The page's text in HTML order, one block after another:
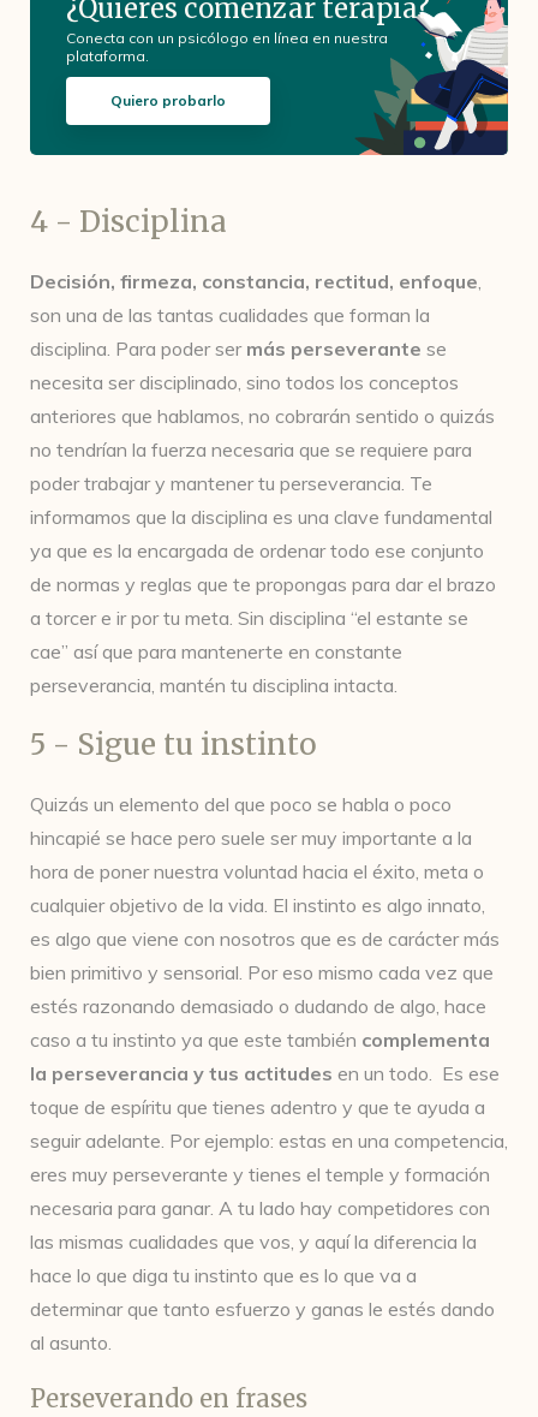
¿Quieres comenzar terapia?
Conecta con un psicólogo en línea en nuestra
plataforma.
Quiero probarlo
4 - Disciplina
Decisión, firmeza, constancia, rectitud, enfoque,
son una de las tantas cualidades que forman la
disciplina. Para poder ser más perseverante se
necesita ser disciplinado, sino todos los conceptos
anteriores que hablamos, no cobrarán sentido o quizás
no tendrían la fuerza necesaria que se requiere para
poder trabajar y mantener tu perseverancia. Te
informamos que la disciplina es una clave fundamental
ya que es la encargada de ordenar todo ese conjunto
de normas y reglas que te propongas para dar el brazo
a torcer e ir por tu meta. Sin disciplina “el estante se
cae” así que para mantenerte en constante
perseverancia, mantén tu disciplina intacta.
5 - Sigue tu instinto
Quizás un elemento del que poco se habla o poco
hincapié se hace pero suele ser muy importante a la
hora de poner nuestra voluntad hacia el éxito, meta o
cualquier objetivo de la vida. El instinto es algo innato,
es algo que viene con nosotros que es de carácter más
bien primitivo y sensorial. Por eso mismo cada vez que
estés razonando demasiado o dudando de algo, hace
caso a tu instinto ya que este también complementa
la perseverancia y tus actitudes en un todo. Es ese
toque de espíritu que tienes adentro y que te ayuda a
seguir adelante. Por ejemplo: estas en una competencia,
eres muy perseverante y tienes el temple y formación
necesaria para ganar. A tu lado hay competidores con
las mismas cualidades que vos, y aquí la diferencia la
hace lo que diga tu instinto que es lo que va a
determinar que tanto esfuerzo y ganas le estés dando
al asunto.
Perseverando en frases